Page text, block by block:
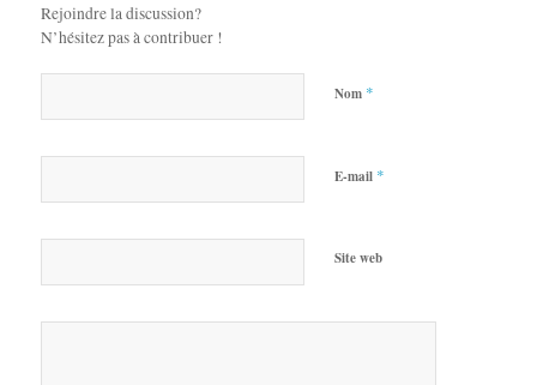
Rejoindre la discussion?
N’hésitez pas à contribuer !
Nom *
E-mail *
Site web